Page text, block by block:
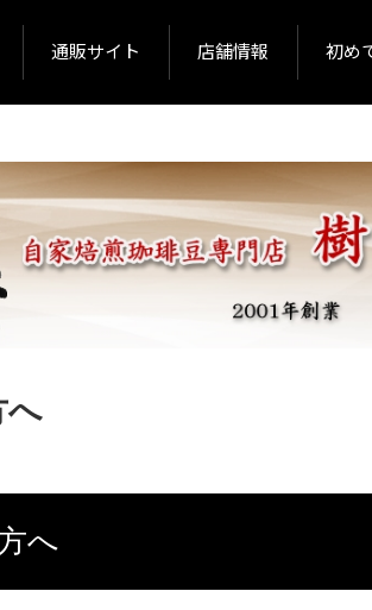
通販サイト 店舗情報 初め
へ
へ